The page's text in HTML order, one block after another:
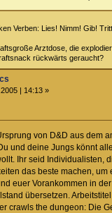
Verben: Lies! Nimm! Gib!
Arztdose, die
rückwärts geraucht?
| 14:13 »
von D&D aus dem
und deine Jungs könnt
Ihr seid Individualisten,
das beste machen, um
euer Vorankommen in
übersetzen.
crawls the dungeon: Die